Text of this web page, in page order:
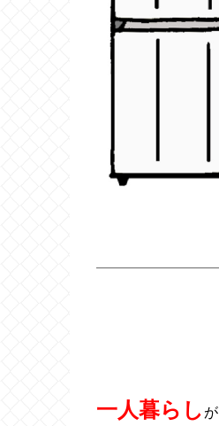
一人暮らし が